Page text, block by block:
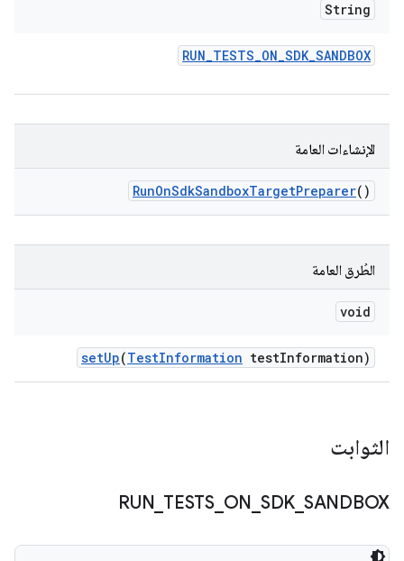
String
RUN_TESTS_ON_SDK_SANDBOX
الإنشاءات العامة
RunOnSdkSandboxTargetPreparer()
الطُرق العامة
void
setUp(TestInformation testInformation)
الثوابت
RUN TESTS_ ON SDK SANDBOX